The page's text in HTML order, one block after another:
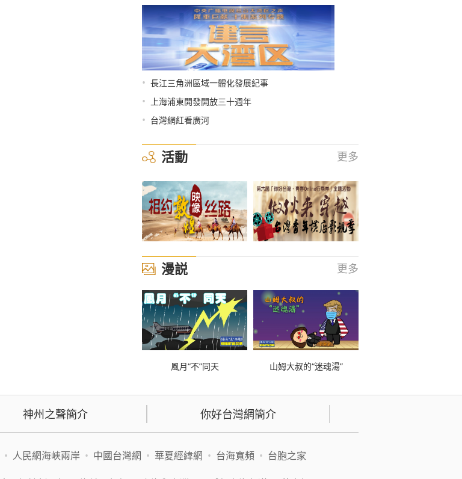
• 長江三角洲區域一體化發展紀事
• 上海浦東開發開放三十週年
• 台灣網紅看廣河
活動 更多
漫説 更多
風月“不”同天 山姆大叔的“迷魂湯”
神州之聲簡介 你好台灣網簡介
• 人民網海峽兩岸 • 中國台灣網 • 華夏經緯網 • 台海寬頻 • 台胞之家